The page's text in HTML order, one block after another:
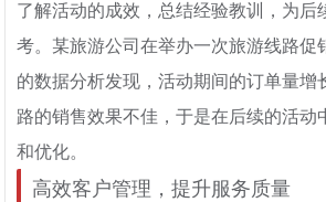
了解活动的成效，总结经验教训，为后
考。某旅游公司在举办一次旅游线路促
的数据分析发现，活动期间的订单量增
路的销售效果不佳，于是在后续的活动
和优化。
高效客户管理，提升服务质量